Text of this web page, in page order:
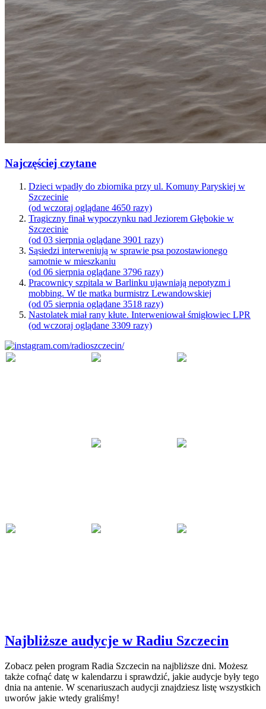
Najczęściej czytane
Dzieci wpadły do zbiornika przy ul. Komuny Paryskiej w
Szczecinie
(od wczoraj oglądane 4650 razy)
Tragiczny finał wypoczynku nad Jeziorem Głębokie w
Szczecinie
(od 03 sierpnia oglądane 3901 razy)
Sąsiedzi interweniują w sprawie psa pozostawionego
samotnie w mieszkaniu
(od 06 sierpnia oglądane 3796 razy)
Pracownicy szpitala w Barlinku ujawniają nepotyzm i
mobbing. W tle matka burmistrz Lewandowskiej
(od 05 sierpnia oglądane 3518 razy)
Nastolatek miał rany kłute. Interweniował śmigłowiec LPR
(od wczoraj oglądane 3309 razy)
Najbliższe audycje w Radiu Szczecin
Zobacz pełen program Radia Szczecin na najbliższe dni. Możesz
także cofnąć datę w kalendarzu i sprawdzić, jakie audycje były tego
dnia na antenie. W scenariuszach audycji znajdziesz listę wszystkich
uworów jakie wtedy graliśmy!